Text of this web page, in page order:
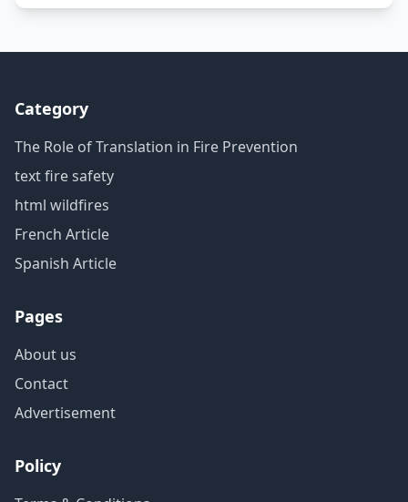
Category
The Role of Translation in Fire Prevention
text fire safety
html wildfires
French Article
Spanish Article
Pages
About us
Contact
Advertisement
Policy